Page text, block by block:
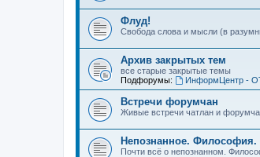
Флуд!
Свобода слова и мысли (в
Архив закрытых тем
все старые закрытые темы
Подфорумы:
ИнформЦентр -
Встречи форумчан
Живые встречи чатлан и
Непознанное. Философия.
Почти всё о непознанном.